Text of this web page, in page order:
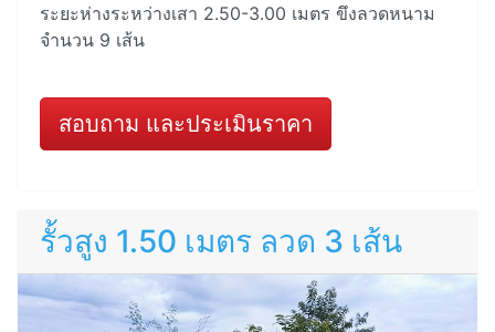
ระยะห่างระหว่างเสา 2.50-3.00 เมตร ขึงลวดหนาม
จำนวน 9 เส้น
สอบถาม และประเมินราคา
รั้วสูง 1.50 เมตร ลวด 3 เส้น